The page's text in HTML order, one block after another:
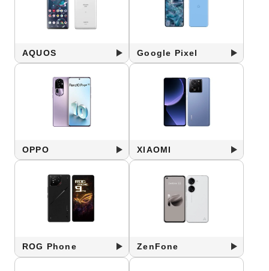
AQUOS Google Pixel
OPPO XIAOMI
ROG Phone ZenFone